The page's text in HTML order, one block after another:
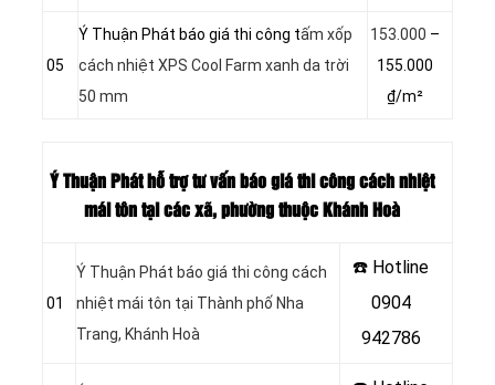
05
Ý Thuận Phát báo giá thi công tấm xốp
cách nhiệt XPS Cool Farm xanh da trời
50 mm
153.000 –
155.000
₫/m²
Ý Thuận Phát hỗ trợ tư vấn báo giá thi công cách nhiệt
mái tôn tại các xã, phường thuộc Khánh Hoà
01
Ý Thuận Phát báo giá thi công cách
nhiệt mái tôn tại Thành phố Nha
Trang, Khánh Hoà
☎️ Hotline
0904
942786